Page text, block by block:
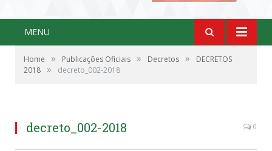
MENU
Home » Publicações Oficiais » Decretos »
DECRETOS
2018 » decreto_002-2018
decreto_002-2018 0